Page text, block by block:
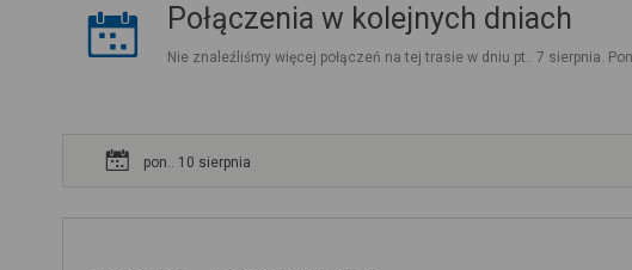
Połączenia w kolejnych dniach
Nie znaleźliśmy więcej połączeń na tej trasie w dniu pt.. 7 sierpnia.
pon.. 10 sierpnia